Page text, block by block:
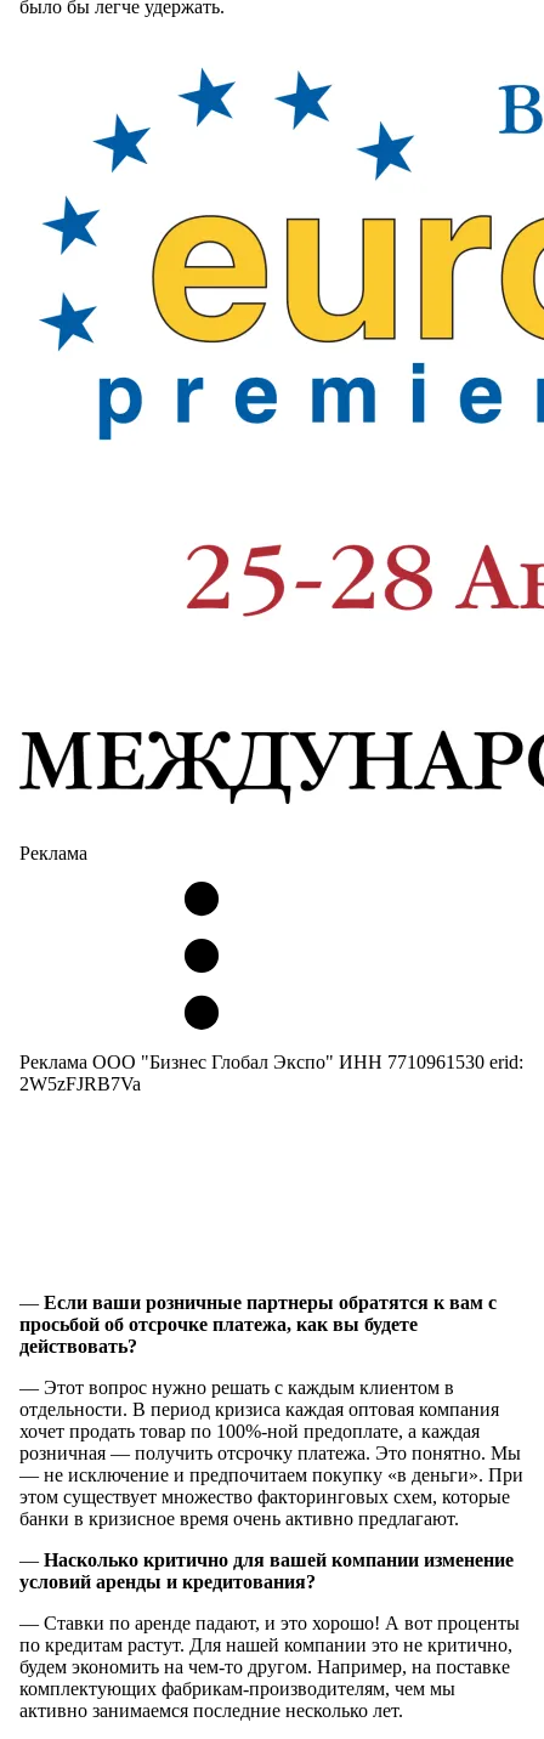
было бы легче удержать.
Реклама
Реклама ООО "Бизнес Глобал Экспо" ИНН 7710961530 erid:
2W5zFJRB7Va
— Если ваши розничные партнеры обратятся к вам с
просьбой об отсрочке платежа, как вы будете
действовать?
— Этот вопрос нужно решать с каждым клиентом в
отдельности. В период кризиса каждая оптовая компания
хочет продать товар по 100%-ной предоплате, а каждая
розничная — получить отсрочку платежа. Это понятно. Мы
— не исключение и предпочитаем покупку «в деньги». При
этом существует множество факторинговых схем, которые
банки в кризисное время очень активно предлагают.
— Насколько критично для вашей компании изменение
условий аренды и кредитования?
— Ставки по аренде падают, и это хорошо! А вот проценты
по кредитам растут. Для нашей компании это не критично,
будем экономить на чем-то другом. Например, на поставке
комплектующих фабрикам-производителям, чем мы
активно занимаемся последние несколько лет.